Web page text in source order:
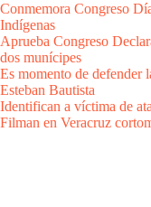
Conmemora Congreso
Indígenas
Aprueba Congreso
dos munícipes
Es momento de defender
Esteban Bautista
Identifican a víctima de
Filman en Veracruz